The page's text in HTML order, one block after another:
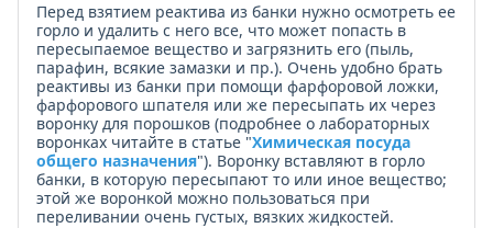
Перед взятием реактива из банки нужно осмотреть ее
горло и удалить с него все, что может попасть в
пересыпаемое вещество и загрязнить его (пыль,
парафин, всякие замазки и пр.). Очень удобно брать
реактивы из банки при помощи фарфоровой ложки,
фарфорового шпателя или же пересыпать их через
воронку для порошков (подробнее о лабораторных
воронках читайте в статье "Химическая посуда
общего назначения"). Воронку вставляют в горло
банки, в которую пересыпают то или иное вещество;
этой же воронкой можно пользоваться при
переливании очень густых, вязких жидкостей.